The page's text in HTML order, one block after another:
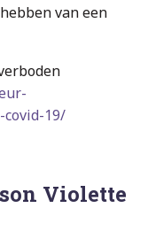
van een
19/
Violette